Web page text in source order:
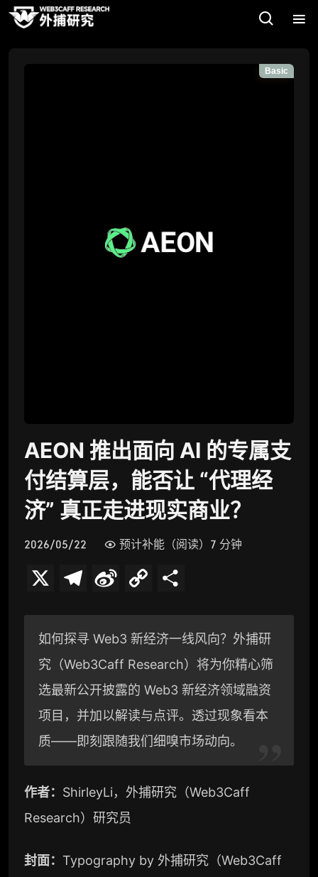
Basic
AEON 推出面向 AI 的专属支
付结算层，能否让 “代理经
济” 真正走进现实商业？
2026/05/22 预计补能（阅读）7 分钟
l
e
g
r
a
m
n
a
W
e
i
b
p
y
L
n
k
如何探寻 Web3 新经济一线风向？外捕研
究（Web3Caff Research）将为你精心筛
选最新公开披露的 Web3 新经济领域融资
项目，并加以解读与点评。透过现象看本
质——即刻跟随我们细嗅市场动向。
作者： ShirleyLi，外捕研究（Web3Caff
Research）研究员
封面： Typography by 外捕研究（Web3Caff